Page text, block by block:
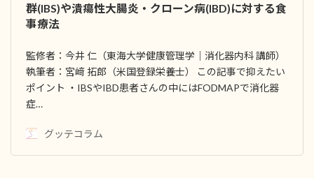
群(IBS)や潰瘍性大腸炎・クローン病(IBD)に対する食
事療法
監修者：今井 仁（東海大学健康管理学｜消化器内科 講師）
執筆者：宮﨑 拓郎（米国登録栄養士） この記事で抑えたい
ポイント ・IBSやIBD患者さんの中にはFODMAPで消化器
症…
グッテコラム